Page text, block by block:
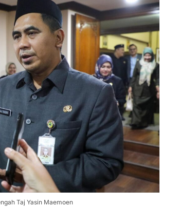
Taj Yasin Maemoen